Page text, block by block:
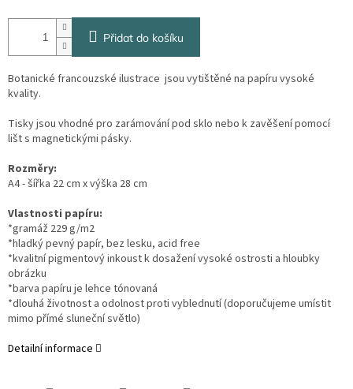
Přidat do košíku
Botanické francouzské ilustrace jsou vytištěné na papíru vysoké
kvality.
Tisky jsou vhodné pro zarámování pod sklo nebo k zavěšení pomocí
lišt s magnetickými pásky.
Rozměry:
A4 - šířka 22 cm x výška 28 cm
Vlastnosti papíru:
*gramáž 229 g/m2
*hladký pevný papír, bez lesku, acid free
*kvalitní pigmentový inkoust k dosažení vysoké ostrosti a hloubky
obrázku
*barva papíru je lehce tónovaná
*dlouhá životnost a odolnost proti vyblednutí (doporučujeme umístit
mimo přímé sluneční světlo)
Detailní informace